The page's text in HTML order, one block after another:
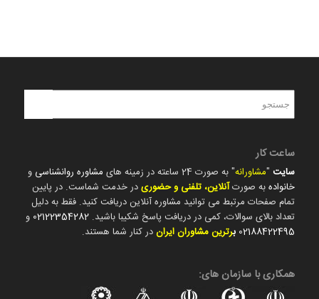
ساعت کار
سایت"مشاورانه" به صورت 24 ساعته در زمینه های مشاوره روانشناسی و
خانوادهبه صورتآنلاین، تلفنی و حضوریدر خدمت شماست. در پایین
تمام صفحات مرتبط می توانید مشاوره آنلاین دریافت کنید. فقط به دلیل
تعداد بالای سوالات، کمی در دریافت پاسخ شکیبا باشید. 02122354282 و
02188422495 برترین مشاوران ایراندر کنار شما هستند.
همکاری با سازمان های: